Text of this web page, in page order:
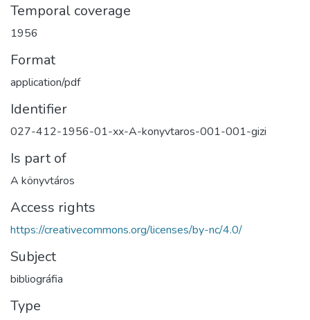
Temporal coverage
1956
Format
application/pdf
Identifier
027-412-1956-01-xx-A-konyvtaros-001-001-gizi
Is part of
A könyvtáros
Access rights
https://creativecommons.org/licenses/by-nc/4.0/
Subject
bibliográfia
Type